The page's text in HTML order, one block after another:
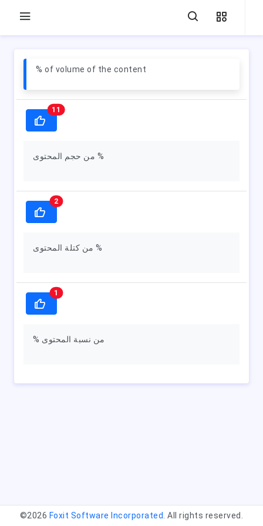
% of volume of the content
11
من حجم المحتوى %
2
من كتلة المحتوى %
1
% من نسبة المحتوى
©2026 Foxit Software Incorporated . All rights reserved.